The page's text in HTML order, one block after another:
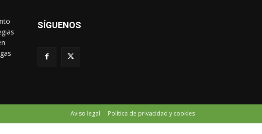
SÍGUENOS
Aviso legal Política de privacidad y cookies